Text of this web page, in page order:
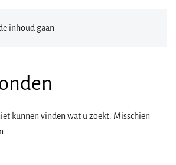
inhoud gaan
kunnen vinden wat u zoekt. Misschien